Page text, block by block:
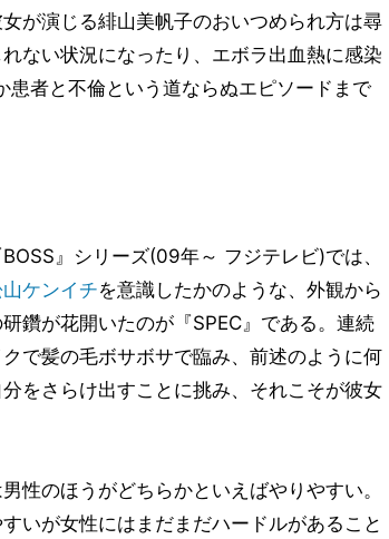
が演じる緋山美帆子のおいつめられ方は尋
ない状況になったり、エボラ出血熱に感染
者と不倫という道ならぬエピソードまで
』シリーズ(09年～ フジテレビ)では、
ケンイチを意識したかのような、外観から
鑽が花開いたのが『SPEC』である。連続
で髪の毛ボサボサで臨み、前述のように何
をさらけ出すことに挑み、それこそが彼女
性のほうがどちらかといえばやりやすい。
いが女性にはまだまだハードルがあること